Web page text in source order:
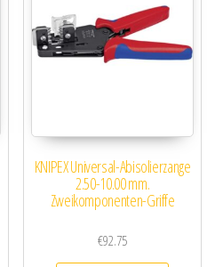
KNIPEX Universal-Abisolierzange
2.50-10.00 mm.
Zweikomponenten-Griffe
€92.75